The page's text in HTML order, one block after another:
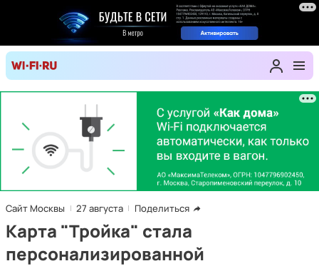
Сайт Москвы 27 августа Поделиться
Карта "Тройка" стала
персонализированной